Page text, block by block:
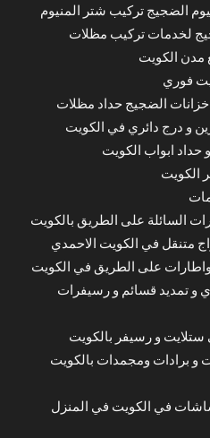
الضجيج تركيب شتر المنيوم
لخدمات تركيب مظلات
فوري
الضجيج حداد مظلات
و درج دائري في الكويت
ابواب الكويت
الكويت
السائلة على الطريق بالكويت
متنقل في الكويت الاحمدي
على الطريق في الكويت
و تمديد قسائم و رسيفرات
و رسيفر بالكويت
و برادات ومجمدات بالكويت
في الكويت في المنزل